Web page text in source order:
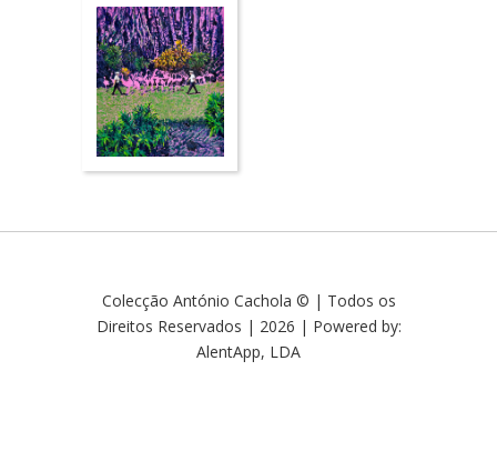
Colecção António Cachola © | Todos os
Direitos Reservados | 2026 | Powered by:
AlentApp, LDA